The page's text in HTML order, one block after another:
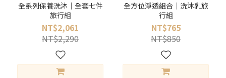
全系列保養洗沐｜全套七件
旅行組
NT$2,061
NT$2,290
全方位淨透組合｜洗沐乳旅
行組
NT$765
NT$850